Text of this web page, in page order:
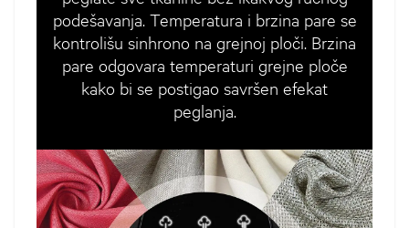
podešavanja. Temperatura i brzina pare se
kontrolišu sinhrono na grejnoj ploči. Brzina
pare odgovara temperaturi grejne ploče
kako bi se postigao savršen efekat
peglanja.